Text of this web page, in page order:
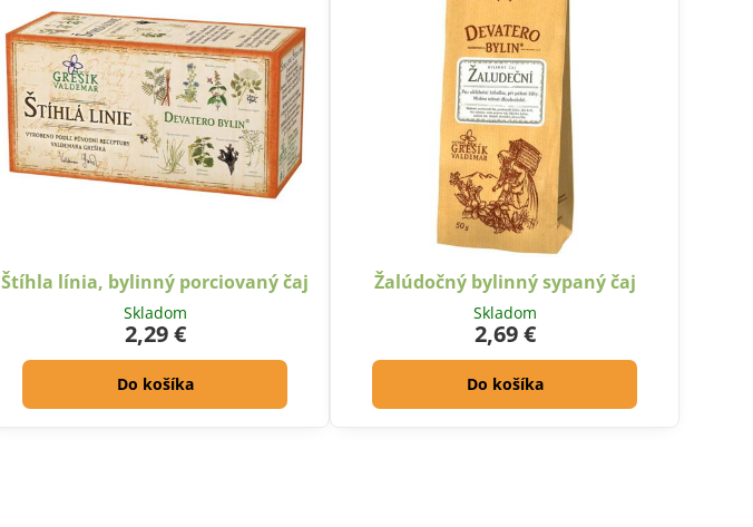
Štíhla línia, bylinný porciovaný čaj
Skladom
2,29 €
Do košíka
Žalúdočný bylinný sypaný čaj
Skladom
2,69 €
Do košíka